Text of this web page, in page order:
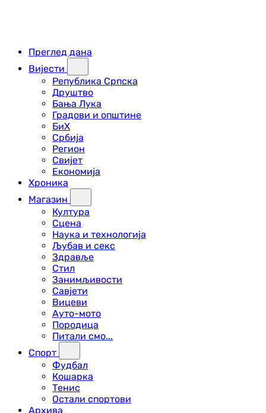
Преглед дана
Вијести
Република Српска
Друштво
Бања Лука
Градови и општине
БиХ
Србија
Регион
Свијет
Економија
Хроника
Магазин
Култура
Сцена
Наука и технологија
Љубав и секс
Здравље
Стил
Занимљивости
Савјети
Вицеви
Ауто-мото
Породица
Питали смо...
Спорт
Фудбал
Кошарка
Тенис
Остали спортови
Архива